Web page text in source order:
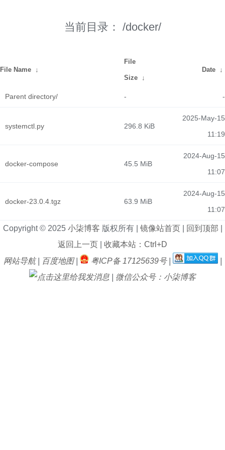
当前目录： /docker/
File Name ↓
File
Size ↓
Date ↓
Parent directory/ - -
systemctl.py 296.8 KiB
2025-May-15
11:19
docker-compose 45.5 MiB
2024-Aug-15
11:07
docker-23.0.4.tgz 63.9 MiB
2024-Aug-15
11:07
Copyright © 2025 小柒博客 版权所有 | 镜像站首页| 回到顶部
返回上一页
收藏本站：Ctrl+D
网站导航| 百度地图| 粤ICP备 17125639号
|
微信公众号：小柒博客